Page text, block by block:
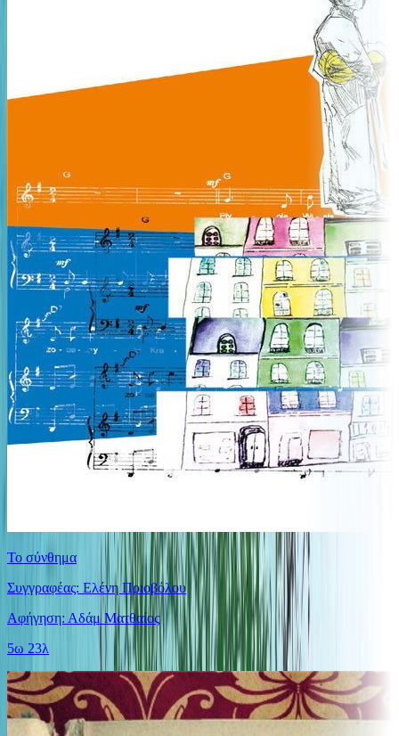
Το σύνθημα
Συγγραφέας: Ελένη Πριοβόλου
Αφήγηση: Αδάμ Ματθαίος
5ω 23λ